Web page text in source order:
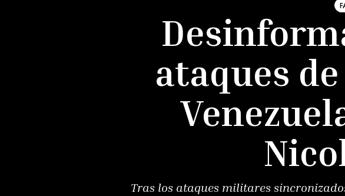
ataques
Tras los ataques militares